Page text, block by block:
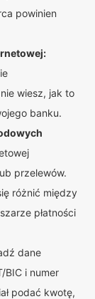
powinien
wiesz, jak to
banku.
przelewów.
różnić między
płatności
dane
BIC i numer
podać kwotę,